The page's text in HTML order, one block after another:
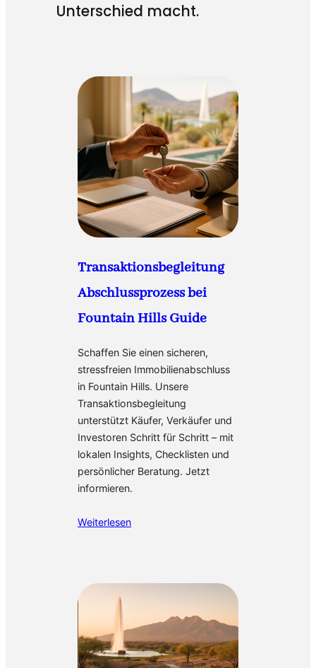
Unterschied macht.
Transaktionsbegleitung
Abschlussprozess bei
Fountain Hills Guide
Schaffen Sie einen sicheren,
stressfreien Immobilienabschluss
in Fountain Hills. Unsere
Transaktionsbegleitung
unterstützt Käufer, Verkäufer und
Investoren Schritt für Schritt – mit
lokalen Insights, Checklisten und
persönlicher Beratung. Jetzt
informieren.
Weiterlesen